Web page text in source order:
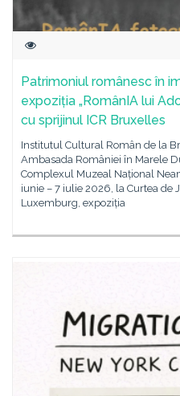
Patrimoniul românesc în
expoziția „RomânIA lui
cu sprijinul ICR Bruxelles
Institutul Cultural Român de la
Ambasada României în Marele
Complexul Muzeal Național
iunie – 7 iulie 2026, la Curtea de
Luxemburg, expoziția